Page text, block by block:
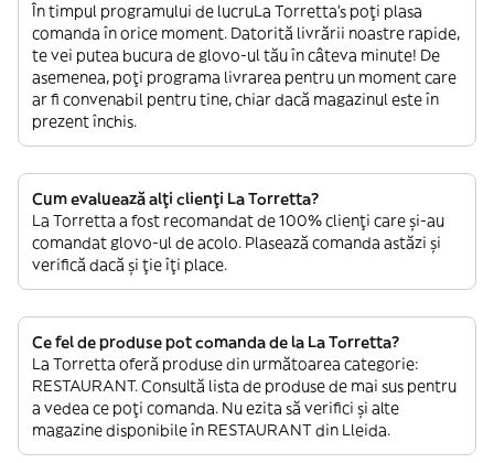
În timpul programului de lucruLa Torretta’s poți plasa
comanda în orice moment. Datorită livrării noastre rapide,
te vei putea bucura de glovo-ul tău în câteva minute! De
asemenea, poți programa livrarea pentru un moment care
ar fi convenabil pentru tine, chiar dacă magazinul este în
prezent închis.
Cum evaluează alți clienți La Torretta?
La Torretta a fost recomandat de 100% clienți care și-au
comandat glovo-ul de acolo. Plasează comanda astăzi și
verifică dacă și ție îți place.
Ce fel de produse pot comanda de la La Torretta?
La Torretta oferă produse din următoarea categorie:
RESTAURANT. Consultă lista de produse de mai sus pentru
a vedea ce poți comanda. Nu ezita să verifici și alte
magazine disponibile în RESTAURANT din Lleida.